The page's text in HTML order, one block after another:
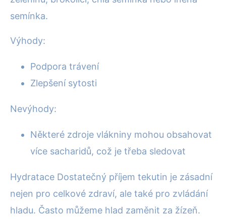
semínka.
Výhody:
Podpora trávení
Zlepšení sytosti
Nevýhody:
Některé zdroje vlákniny mohou obsahovat
více sacharidů, což je třeba sledovat
Hydratace Dostatečný příjem tekutin je zásadní
nejen pro celkové zdraví, ale také pro zvládání
hladu. Často můžeme hlad zaměnit za žízeň.